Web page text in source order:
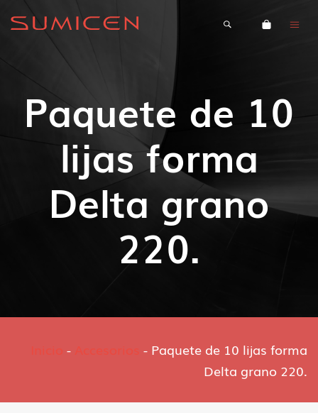
Paquete de 10
lijas forma
Delta grano
220.
- - Paquete de 10 lijas forma
Delta grano 220.